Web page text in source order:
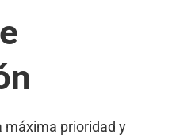
máxima prioridad y